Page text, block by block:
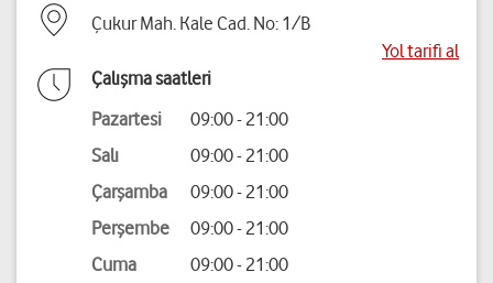
Çukur Mah. Kale Cad. No: 1/B
Yol tarifi al
Çalışma saatleri
Pazartesi
09:00 - 21:00
Salı
09:00 - 21:00
Çarşamba
09:00 - 21:00
Perşembe
09:00 - 21:00
Cuma
09:00 - 21:00